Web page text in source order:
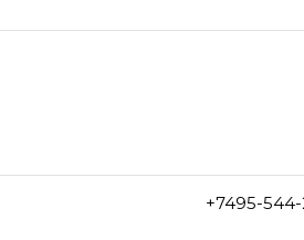
+7495-544-